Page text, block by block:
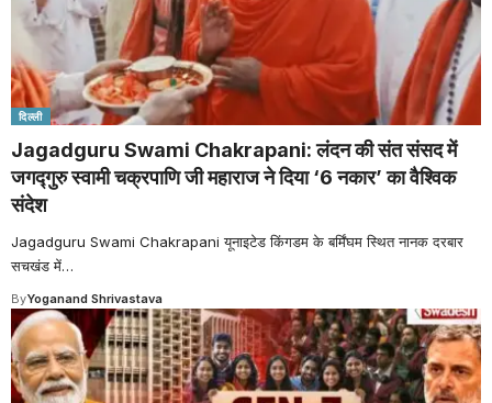
दिल्ली
Jagadguru Swami Chakrapani: लंदन की संत संसद में
जगद्गुरु स्वामी चक्रपाणि जी महाराज ने दिया ‘6 नकार’ का वैश्विक
संदेश
Jagadguru Swami Chakrapani यूनाइटेड किंगडम के बर्मिंघम स्थित नानक दरबार
सचखंड में…
ByYoganand Shrivastava